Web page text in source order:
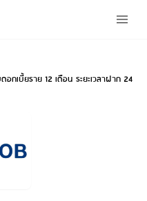
อกเบี้ยราย 12 เดือน ระยะเวลาฝาก 24